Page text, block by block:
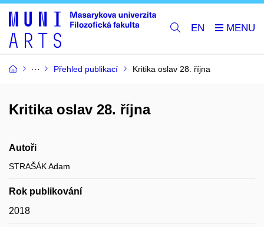
EN
Přehled publikací Kritika oslav 28. října
Kritika oslav 28. října
Autoři
STRAŠÁK Adam
Rok publikování
2018